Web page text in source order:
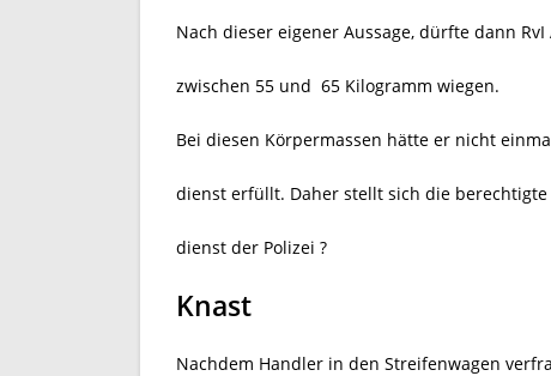
Nach dieser eigener Aussage, dürfte dann
zwischen 55 und 65 Kilogramm wiegen.
Bei diesen Körpermassen hätte er nicht
dienst erfüllt. Daher stellt sich die berechtigte
dienst der Polizei ?
Knast
Nachdem Handler in den Streifenwagen